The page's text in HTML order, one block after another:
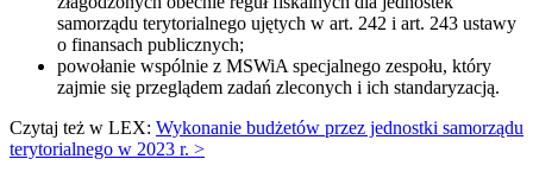
samorządu terytorialnego ujętych w art. 242 i art. 243 ustawy
o finansach publicznych;
powołanie wspólnie z MSWiA specjalnego zespołu, który
zajmie się przeglądem zadań zleconych i ich standaryzacją.
Czytaj też w LEX: Wykonanie budżetów przez jednostki samorządu
terytorialnego w 2023 r. >